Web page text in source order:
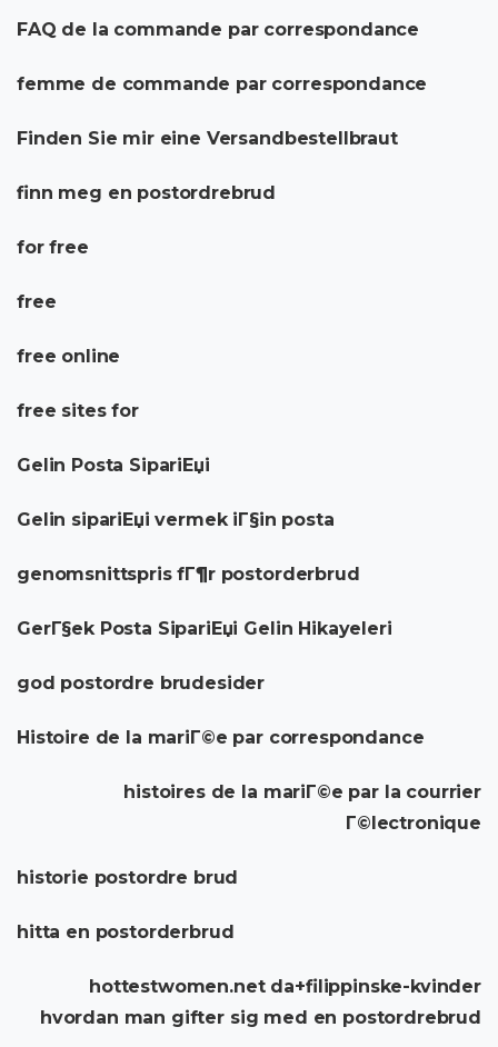
FAQ de la commande par correspondance
femme de commande par correspondance
Finden Sie mir eine Versandbestellbraut
finn meg en postordrebrud
for free
free
free online
free sites for
Gelin Posta SipariЕџi
Gelin sipariЕџi vermek iГ§in posta
genomsnittspris fГ¶r postorderbrud
GerГ§ek Posta SipariЕџi Gelin Hikayeleri
god postordre brudesider
Histoire de la mariГ©e par correspondance
histoires de la mariГ©e par la courrier
Г©lectronique
historie postordre brud
hitta en postorderbrud
hottestwomen.net da+filippinske-kvinder
hvordan man gifter sig med en postordrebrud